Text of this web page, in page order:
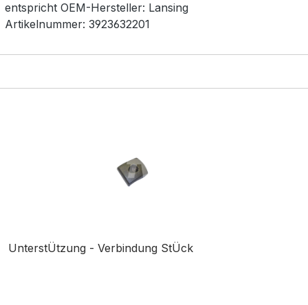
entspricht OEM-Hersteller: Lansing
Artikelnummer: 3923632201
UnterstÜtzung - Verbindung StÜck